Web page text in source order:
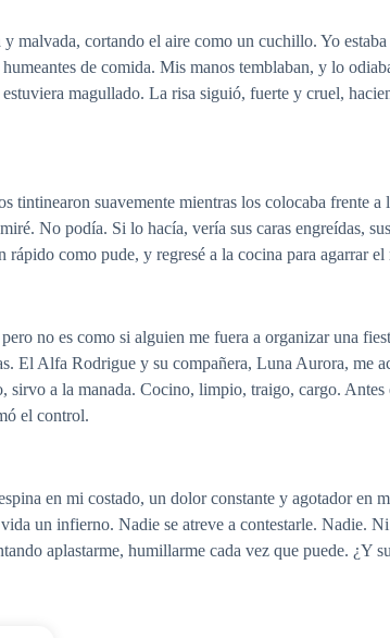
malvada, cortando el aire como un cuchillo. Yo
de comida. Mis manos temblaban, y lo
magullado. La risa siguió, fuerte y cruel,
suavemente mientras los colocaba frente a
No podía. Si lo hacía, vería sus caras engreídas,
como pude, y regresé a la cocina para agarrar el
no es como si alguien me fuera a organizar una
El Alfa Rodrigue y su compañera, Luna Aurora, me
sirvo a la manada. Cocino, limpio, traigo, cargo.
el control.
en mi costado, un dolor constante y agotador en
un infierno. Nadie se atreve a contestarle. Nadie.
aplastarme, humillarme cada vez que puede. ¿Y